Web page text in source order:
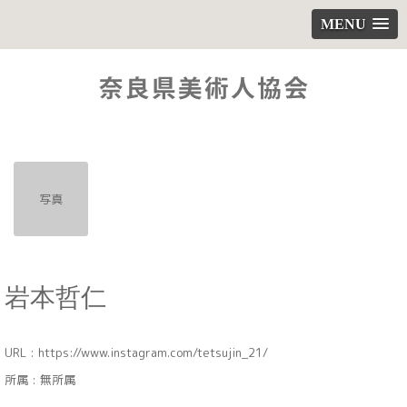
MENU
写真
岩本哲仁
URL : https://www.instagram.com/tetsujin_21/
所属 : 無所属